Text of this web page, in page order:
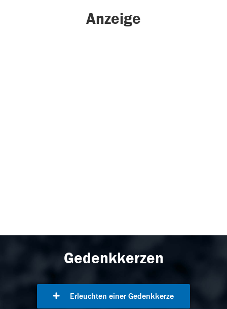
Anzeige
Gedenkkerzen
Erleuchten einer Gedenkkerze